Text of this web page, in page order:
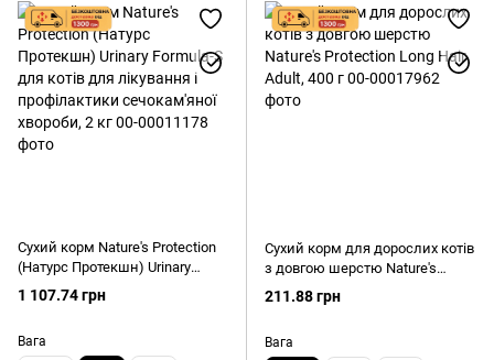
Сухий корм Nature's Protection
(Натурс Протекшн) Urinary
Formula-S для котів для
лікування і профілактики
1 107.74 грн
Вага
Сухий корм для дорослих котів
з довгою шерстю Nature's
Protection Long Hair Adult, 400 г
211.88 грн
Вага